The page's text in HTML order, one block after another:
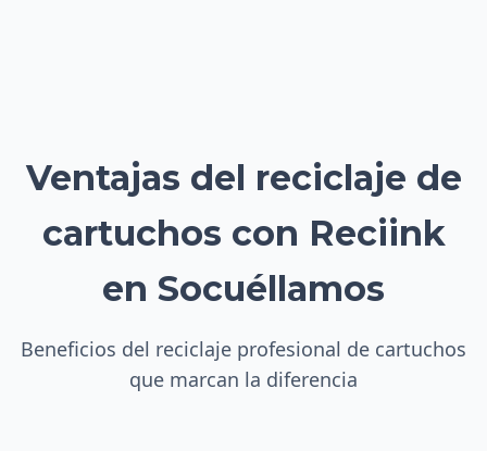
Ventajas del reciclaje de
cartuchos con Reciink
en Socuéllamos
Beneficios del reciclaje profesional de cartuchos
que marcan la diferencia